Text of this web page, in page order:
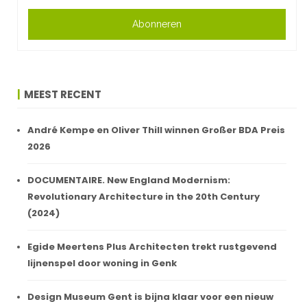
Abonneren
MEEST RECENT
André Kempe en Oliver Thill winnen Großer BDA Preis
2026
DOCUMENTAIRE. New England Modernism:
Revolutionary Architecture in the 20th Century
(2024)
Egide Meertens Plus Architecten trekt rustgevend
lijnenspel door woning in Genk
Design Museum Gent is bijna klaar voor een nieuw